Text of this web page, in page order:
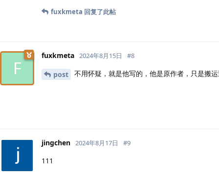
fuxkmeta 回复了此帖
F
fuxkmeta 2024年8月15日 #8
post 不用怀疑，就是他写的，他是原作者，只是搬运
jingchen 2024年8月17日 #9
111